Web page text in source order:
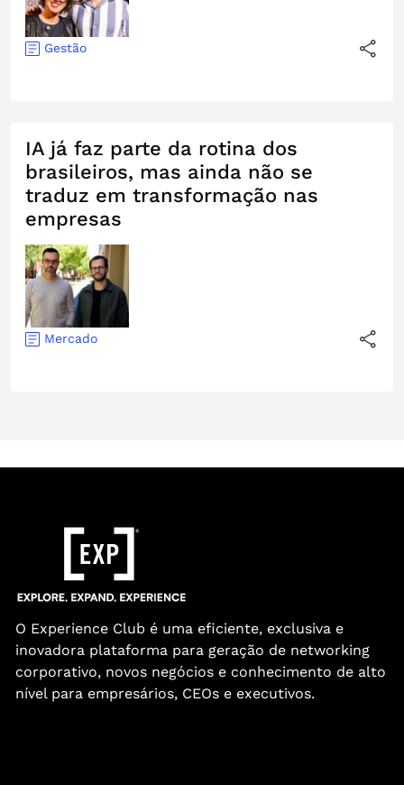
Gestão
IA já faz parte da rotina dos
brasileiros, mas ainda não se
traduz em transformação nas
empresas
Mercado
O Experience Club é uma eficiente, exclusiva e
inovadora plataforma para geração de networking
corporativo, novos negócios e conhecimento de alto
nível para empresários, CEOs e executivos.